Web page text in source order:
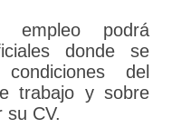
podrá
donde se
del
trabajo y sobre
su CV.